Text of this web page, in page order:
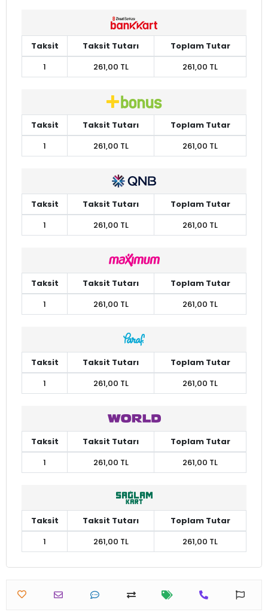
Taksit Taksit Tutarı
Toplam Tutar
1
261,00 TL 261,00 TL
Taksit Taksit Tutarı
Toplam Tutar
1
261,00 TL 261,00 TL
Taksit Taksit Tutarı
Toplam Tutar
1
261,00 TL 261,00 TL
Taksit Taksit Tutarı
Toplam Tutar
1
261,00 TL 261,00 TL
Taksit Taksit Tutarı
Toplam Tutar
1
261,00 TL 261,00 TL
Taksit Taksit Tutarı
Toplam Tutar
1
261,00 TL 261,00 TL
Taksit Taksit Tutarı
Toplam Tutar
1
261,00 TL 261,00 TL